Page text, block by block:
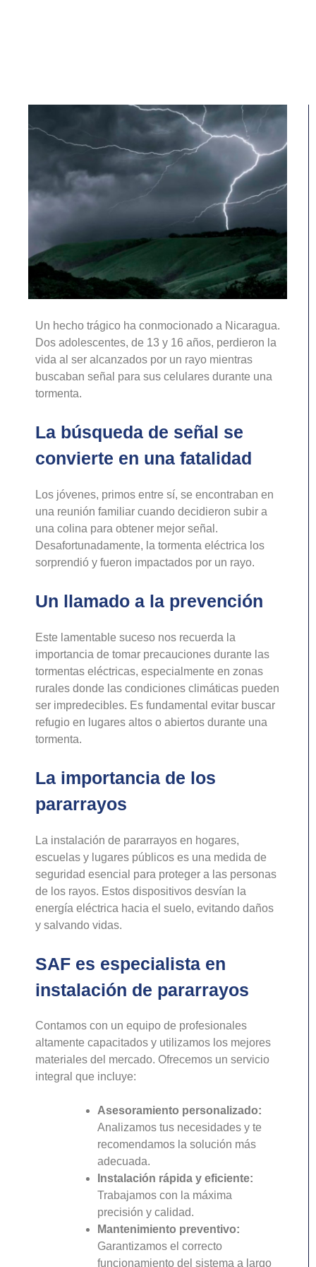
Un hecho trágico ha conmocionado a Nicaragua.
Dos adolescentes, de 13 y 16 años, perdieron la
vida al ser alcanzados por un rayo mientras
buscaban señal para sus celulares durante una
tormenta.
La búsqueda de señal se
convierte en una fatalidad
Los jóvenes, primos entre sí, se encontraban en
una reunión familiar cuando decidieron subir a
una colina para obtener mejor señal.
Desafortunadamente, la tormenta eléctrica los
sorprendió y fueron impactados por un rayo.
Un llamado a la prevención
Este lamentable suceso nos recuerda la
importancia de tomar precauciones durante las
tormentas eléctricas, especialmente en zonas
rurales donde las condiciones climáticas pueden
ser impredecibles. Es fundamental evitar buscar
refugio en lugares altos o abiertos durante una
tormenta.
La importancia de los
pararrayos
La instalación de pararrayos en hogares,
escuelas y lugares públicos es una medida de
seguridad esencial para proteger a las personas
de los rayos. Estos dispositivos desvían la
energía eléctrica hacia el suelo, evitando daños
y salvando vidas.
SAF es especialista en
instalación de pararrayos
Contamos con un equipo de profesionales
altamente capacitados y utilizamos los mejores
materiales del mercado. Ofrecemos un servicio
integral que incluye:
Asesoramiento personalizado:
Analizamos tus necesidades y te
recomendamos la solución más
adecuada.
Instalación rápida y eficiente:
Trabajamos con la máxima
precisión y calidad.
Mantenimiento preventivo:
Garantizamos el correcto
funcionamiento del sistema a largo